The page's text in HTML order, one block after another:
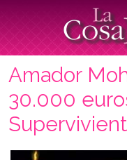
Amador
30.000